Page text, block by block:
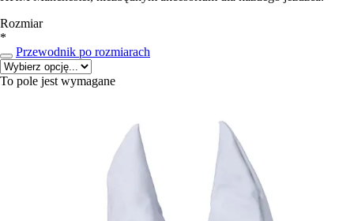
Rozmiar
*
Przewodnik po rozmiarach
To pole jest wymagane